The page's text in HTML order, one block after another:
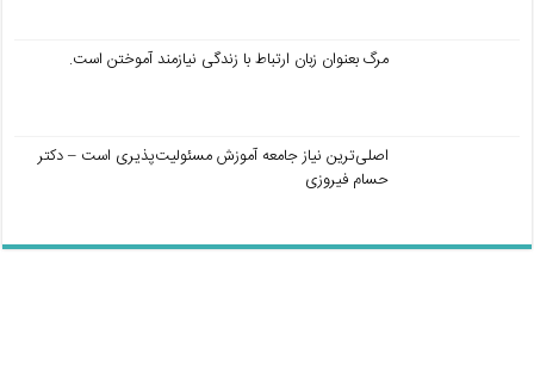
مرگ بعنوان زبان ارتباط با زندگی نیازمند آموختن است.
اصلی‌ترین نیاز جامعه آموزش مسئولیت‌پذیری است – دکتر
حسام فیروزی